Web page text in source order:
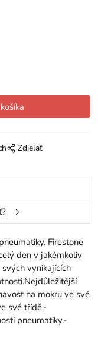
Zdielať
Firestone
den v jakémkoliv
vynikajících
na mokru ve své
své třídě.-
pneumatiky.-